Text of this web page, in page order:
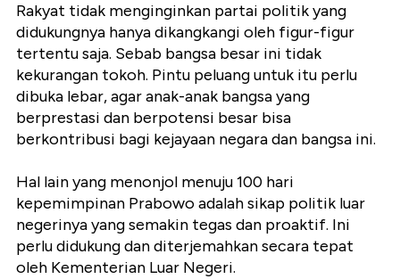
Rakyat tidak menginginkan partai politik yang
didukungnya hanya dikangkangi oleh figur-figur
tertentu saja. Sebab bangsa besar ini tidak
kekurangan tokoh. Pintu peluang untuk itu perlu
dibuka lebar, agar anak-anak bangsa yang
berprestasi dan berpotensi besar bisa
berkontribusi bagi kejayaan negara dan bangsa ini.
Hal lain yang menonjol menuju 100 hari
kepemimpinan Prabowo adalah sikap politik luar
negerinya yang semakin tegas dan proaktif. Ini
perlu didukung dan diterjemahkan secara tepat
oleh Kementerian Luar Negeri.